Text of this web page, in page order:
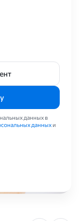
конденсаты,
строительной,
данных в
данных и